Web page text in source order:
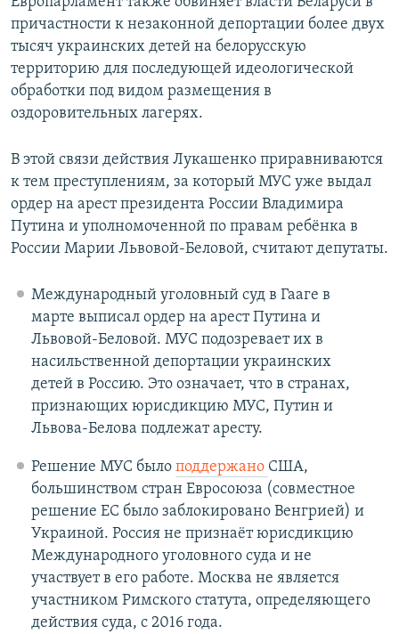
причастности к незаконной депортации более двух
тысяч украинских детей на белорусскую
территорию для последующей идеологической
обработки под видом размещения в
оздоровительных лагерях.
В этой связи действия Лукашенко приравниваются
к тем преступлениям, за который МУС уже выдал
ордер на арест президента России Владимира
Путина и уполномоченной по правам ребёнка в
России Марии Львовой-Беловой, считают депутаты.
Международный уголовный суд в Гааге в
марте выписал ордер на арест Путина и
Львовой-Беловой. МУС подозревает их в
насильственной депортации украинских
детей в Россию. Это означает, что в странах,
признающих юрисдикцию МУС, Путин и
Львова-Белова подлежат аресту.
Решение МУС было поддержано США,
большинством стран Евросоюза (совместное
решение ЕС было заблокировано Венгрией) и
Украиной. Россия не признаёт юрисдикцию
Международного уголовного суда и не
участвует в его работе. Москва не является
участником Римского статута, определяющего
действия суда, с 2016 года.